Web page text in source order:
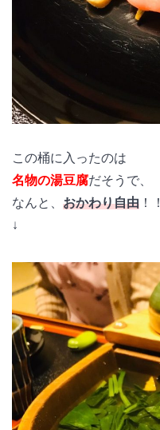
この桶に入ったのは
名物の湯豆腐だそうで、
なんと、 おかわり自由 ！！
↓